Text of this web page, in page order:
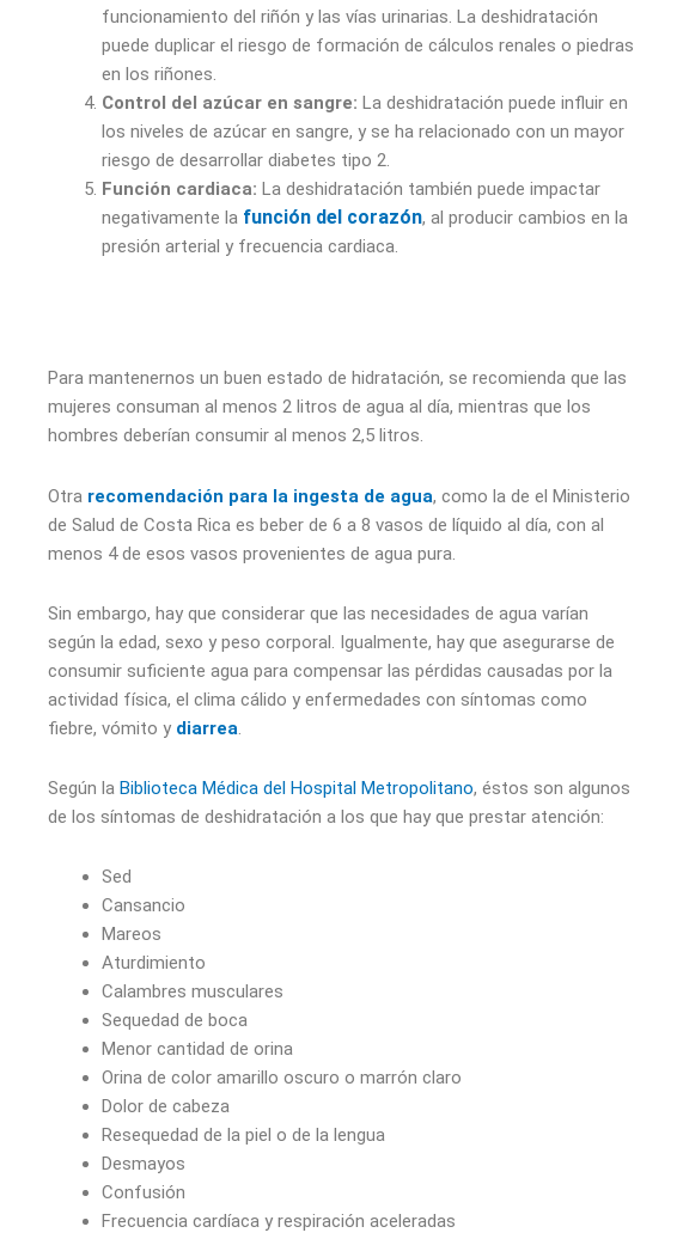
funcionamiento del riñón y las vías urinarias. La deshidratación
puede duplicar el riesgo de formación de cálculos renales o piedras
en los riñones.
Control del azúcar en sangre: La deshidratación puede influir en
los niveles de azúcar en sangre, y se ha relacionado con un mayor
riesgo de desarrollar diabetes tipo 2.
Función cardiaca: La deshidratación también puede impactar
negativamente la función del corazón, al producir cambios en la
presión arterial y frecuencia cardiaca.
Para mantenernos un buen estado de hidratación, se recomienda que las
mujeres consuman al menos 2 litros de agua al día, mientras que los
hombres deberían consumir al menos 2,5 litros.
Otra recomendación para la ingesta de agua, como la de el Ministerio
de Salud de Costa Rica es beber de 6 a 8 vasos de líquido al día, con al
menos 4 de esos vasos provenientes de agua pura.
Sin embargo, hay que considerar que las necesidades de agua varían
según la edad, sexo y peso corporal. Igualmente, hay que asegurarse de
consumir suficiente agua para compensar las pérdidas causadas por la
actividad física, el clima cálido y enfermedades con síntomas como
fiebre, vómito y diarrea.
Según la Biblioteca Médica del Hospital Metropolitano, éstos son algunos
de los síntomas de deshidratación a los que hay que prestar atención:
Sed
Cansancio
Mareos
Aturdimiento
Calambres musculares
Sequedad de boca
Menor cantidad de orina
Orina de color amarillo oscuro o marrón claro
Dolor de cabeza
Resequedad de la piel o de la lengua
Desmayos
Confusión
Frecuencia cardíaca y respiración aceleradas